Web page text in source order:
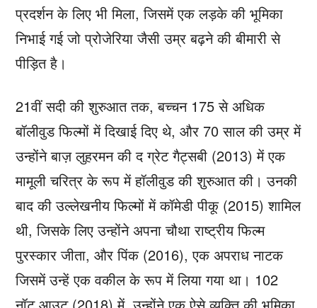
प्रदर्शन के लिए भी मिला, जिसमें एक लड़के की भूमिका
निभाई गई जो प्रोजेरिया जैसी उम्र बढ़ने की बीमारी से
पीड़ित है।
21वीं सदी की शुरुआत तक, बच्चन 175 से अधिक
बॉलीवुड फिल्मों में दिखाई दिए थे, और 70 साल की उम्र में
उन्होंने बाज़ लुहरमन की द ग्रेट गैट्सबी (2013) में एक
मामूली चरित्र के रूप में हॉलीवुड की शुरुआत की। उनकी
बाद की उल्लेखनीय फिल्मों में कॉमेडी पीकू (2015) शामिल
थी, जिसके लिए उन्होंने अपना चौथा राष्ट्रीय फिल्म
पुरस्कार जीता, और पिंक (2016), एक अपराध नाटक
जिसमें उन्हें एक वकील के रूप में लिया गया था। 102